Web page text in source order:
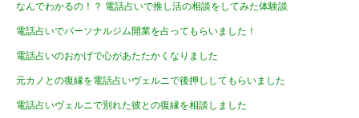
なんでわかるの！？ 電話占いで推し活の相談をしてみた体験談
電話占いでパーソナルジム開業を占ってもらいました！
電話占いのおかげで心があたたかくなりました
元カノとの復縁を電話占いヴェルニで後押ししてもらいました
電話占いヴェルニで別れた彼との復縁を相談しました